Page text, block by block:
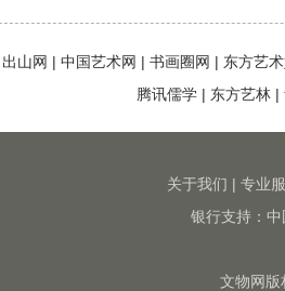
出山网 | 中国艺术网 | 书画圈网 | 东方艺
腾讯儒学 | 东方艺林 |
关于我们 | 专业
银行支持：
文物网